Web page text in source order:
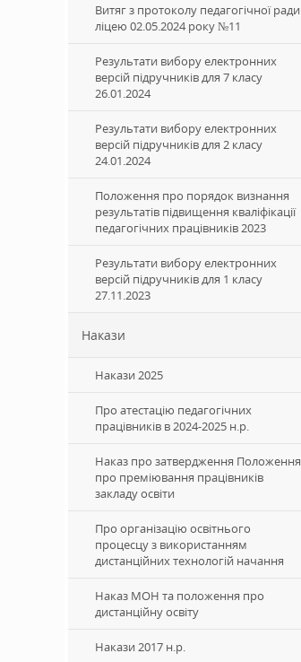
Витяг з протоколу педагогічної ради
ліцею 02.05.2024 року №11
Результати вибору електронних
версій підручників для 7 класу
26.01.2024
Результати вибору електронних
версій підручників для 2 класу
24.01.2024
Положення про порядок визнання
результатів підвищення кваліфікації
педагогічних працівників 2023
Результати вибору електронних
версій підручників для 1 класу
27.11.2023
Накази
Накази 2025
Про атестацію педагогічних
працівників в 2024-2025 н.р.
Наказ про затвердження Положення
про преміювання працівників
закладу освіти
Про організацію освітнього
процесцу з використанням
дистанційних технологій начання
Наказ МОН та положення про
дистанційну освіту
Накази 2017 н.р.